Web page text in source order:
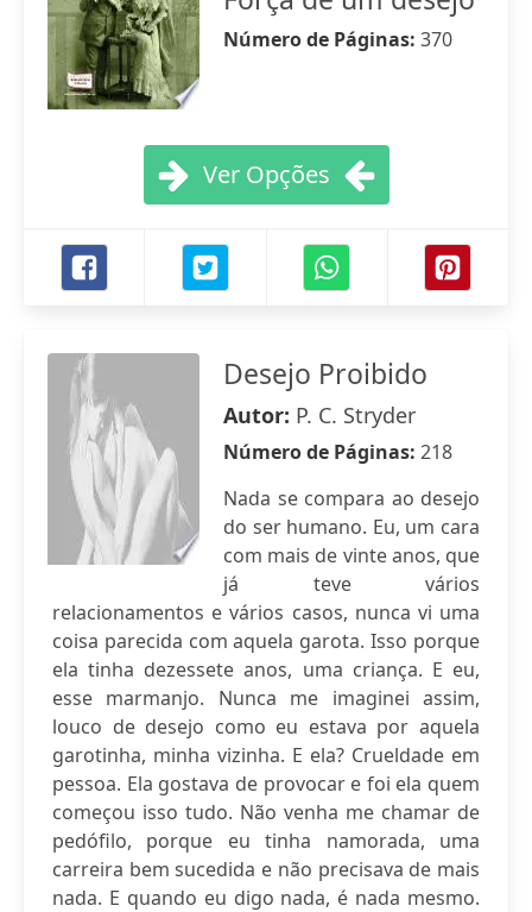
Número de Páginas: 370
Ver Opções
Desejo Proibido
Autor: P. C. Stryder
Número de Páginas: 218
Nada se compara ao desejo
do ser humano. Eu, um cara
com mais de vinte anos, que
já teve vários
relacionamentos e vários casos, nunca vi uma
coisa parecida com aquela garota. Isso porque
ela tinha dezessete anos, uma criança. E eu,
esse marmanjo. Nunca me imaginei assim,
louco de desejo como eu estava por aquela
garotinha, minha vizinha. E ela? Crueldade em
pessoa. Ela gostava de provocar e foi ela quem
começou isso tudo. Não venha me chamar de
pedófilo, porque eu tinha namorada, uma
carreira bem sucedida e não precisava de mais
nada. E quando eu digo nada, é nada mesmo.